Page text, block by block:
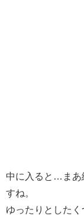
中に入ると…まあ
すね。
ゆったりとしたく